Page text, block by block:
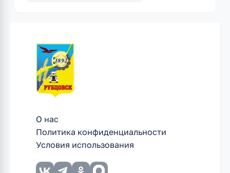
О нас
Политика конфиденциальности
Условия использования